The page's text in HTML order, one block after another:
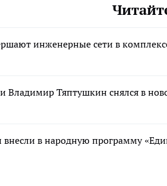
инженерные сети в
Владимир Тяптушкин снялся в
в народную программу